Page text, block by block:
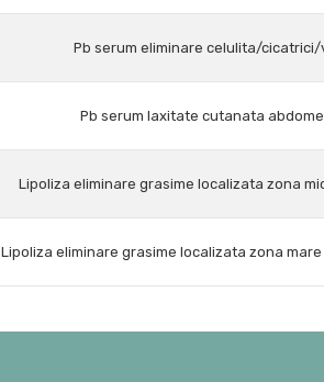
Pb serum eliminare celulita/
Pb serum laxitate cutanata
Lipoliza eliminare grasime localizata zona
Lipoliza eliminare grasime localizata zona